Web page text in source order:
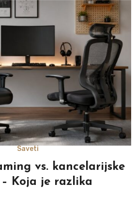
Saveti
vs. kancelarijske
Koja je razlika